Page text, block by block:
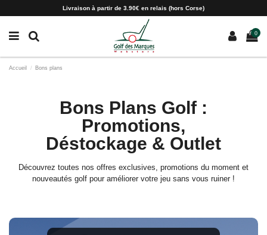
Livraison à partir de 3.90€ en relais (hors Corse)
0
Accueil Bons plans
Bons Plans Golf :
Promotions,
Déstockage & Outlet
Découvrez toutes nos offres exclusives, promotions du moment et
nouveautés golf pour améliorer votre jeu sans vous ruiner !
Paramètres des cookies